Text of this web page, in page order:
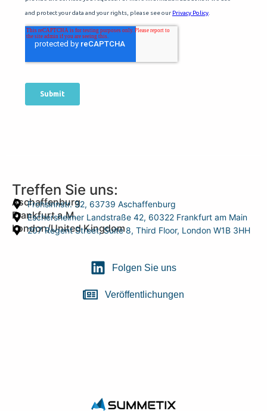
Treffen Sie uns:
Aschaffenburg
Frohsinnstr. 32, 63739 Aschaffenburg
Frankfurt a.M.
Eschersheimer Landstraße 42, 60322 Frankfurt am Main
London/United Kingdom
207 Regent Street, Suite 8, Third Floor, London W1B 3HH
Folgen Sie uns
Veröffentlichungen